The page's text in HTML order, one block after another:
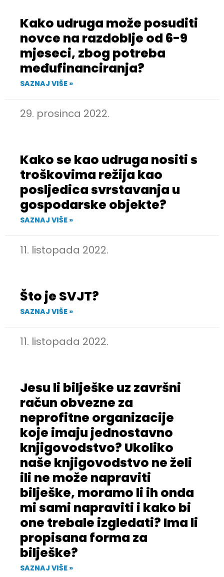
Kako udruga može posuditi
novce na razdoblje od 6-9
mjeseci, zbog potreba
međufinanciranja?
SAZNAJ VIŠE »
29. prosinca 2022.
Kako se kao udruga nositi s
troškovima režija kao
posljedica svrstavanja u
gospodarske objekte?
SAZNAJ VIŠE »
11. listopada 2022.
Što je SVJT?
SAZNAJ VIŠE »
11. listopada 2022.
Jesu li bilješke uz završni
račun obvezne za
neprofitne organizacije
koje imaju jednostavno
knjigovodstvo? Ukoliko
naše knjigovodstvo ne želi
ili ne može napraviti
bilješke, moramo li ih onda
mi sami napraviti i kako bi
one trebale izgledati? Ima li
propisana forma za
bilješke?
SAZNAJ VIŠE »